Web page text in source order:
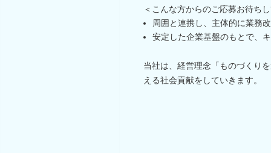
＜こんな方からのご応募お待ち
周囲と連携し、主体的に業務
安定した企業基盤のもとで、
当社は、経営理念「ものづくり
える社会貢献をしていきます。